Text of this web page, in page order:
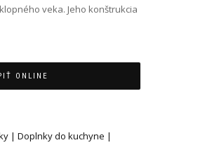
veka. Jeho konštrukcia
ONLINE
| Doplnky do kuchyne |